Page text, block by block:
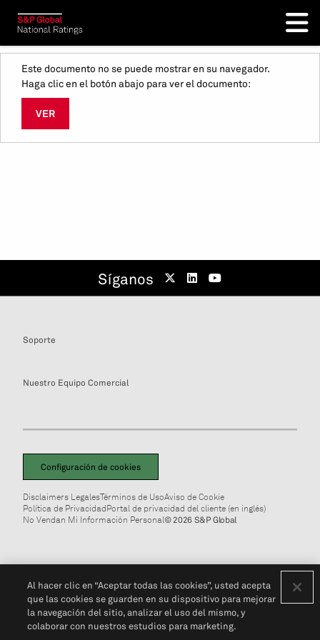
Este documento no se puede mostrar en su navegador.
Haga clic en el botón abajo para ver el documento:
VER
Síganos
Soporte
Nuestro Equipo Comercial
Configuración de cookies
Disclaimers LegalesTérminos de UsoAviso de Cookie
Política de PrivacidadPortal de privacidad del cliente (en inglés)
No Vendan Mi Información Personal© 2026 S&P Global
Al hacer clic en “Aceptar todas las cookies”, usted acepta
que las cookies se guarden en su dispositivo para mejorar
la navegación del sitio, analizar el uso del mismo, y
colaborar con nuestros estudios para marketing.